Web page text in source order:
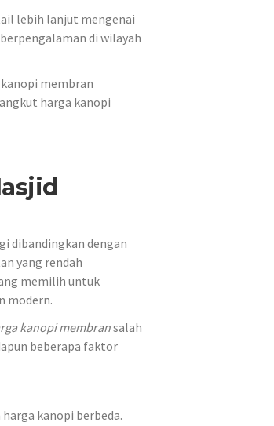
lebih lanjut mengenai
di wilayah
membran
harga kanopi
dibandingkan dengan
yang rendah
memilih untuk
modern.
kanopi membransalah
beberapa faktor
kanopi berbeda.